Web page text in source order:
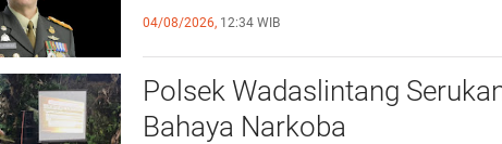
04/08/2026, 12:34 WIB
Polsek Wadaslintang
Bahaya Narkoba